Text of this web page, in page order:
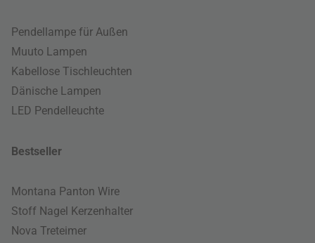
Pendellampe für Außen
Muuto Lampen
Kabellose Tischleuchten
Dänische Lampen
LED Pendelleuchte
Bestseller
Montana Panton Wire
Stoff Nagel Kerzenhalter
Nova Treteimer